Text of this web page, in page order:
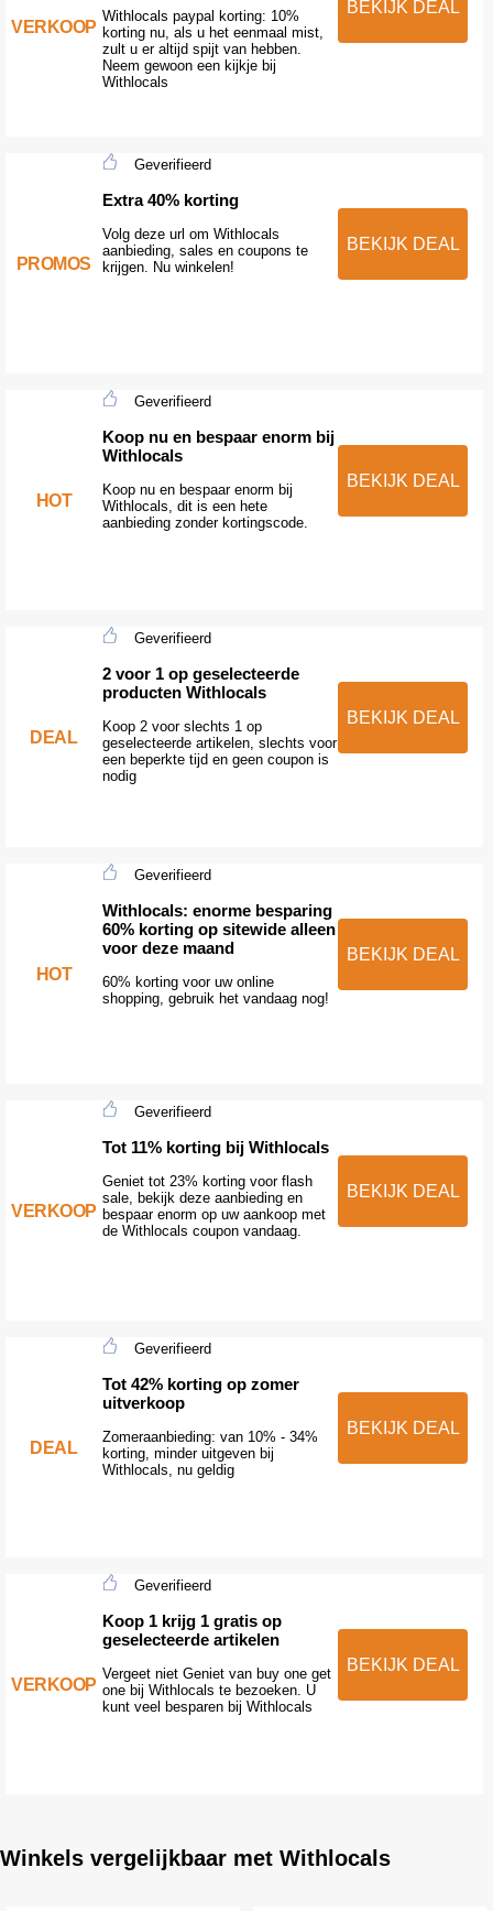
VERKOOP
Withlocals paypal korting: 10%
korting nu, als u het eenmaal mist,
zult u er altijd spijt van hebben.
Neem gewoon een kijkje bij
Withlocals
BEKIJK DEAL
PROMOS
Geverifieerd
Extra 40% korting
Volg deze url om Withlocals
aanbieding, sales en coupons te
krijgen. Nu winkelen!
BEKIJK DEAL
HOT
Geverifieerd
Koop nu en bespaar enorm bij
Withlocals
Koop nu en bespaar enorm bij
Withlocals, dit is een hete
aanbieding zonder kortingscode.
BEKIJK DEAL
DEAL
Geverifieerd
2 voor 1 op geselecteerde
producten Withlocals
Koop 2 voor slechts 1 op
geselecteerde artikelen, slechts voor
een beperkte tijd en geen coupon is
nodig
BEKIJK DEAL
HOT
Geverifieerd
Withlocals: enorme besparing
60% korting op sitewide alleen
voor deze maand
60% korting voor uw online
shopping, gebruik het vandaag nog!
BEKIJK DEAL
VERKOOP
Geverifieerd
Tot 11% korting bij Withlocals
Geniet tot 23% korting voor flash
sale, bekijk deze aanbieding en
bespaar enorm op uw aankoop met
de Withlocals coupon vandaag.
BEKIJK DEAL
DEAL
Geverifieerd
Tot 42% korting op zomer
uitverkoop
Zomeraanbieding: van 10% - 34%
korting, minder uitgeven bij
Withlocals, nu geldig
BEKIJK DEAL
VERKOOP
Geverifieerd
Koop 1 krijg 1 gratis op
geselecteerde artikelen
Vergeet niet Geniet van buy one get
one bij Withlocals te bezoeken. U
kunt veel besparen bij Withlocals
BEKIJK DEAL
Winkels vergelijkbaar met Withlocals